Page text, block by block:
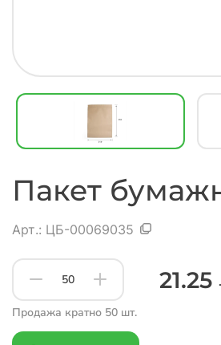
Пакет
Арт.: ЦБ-00069035
21.25
Продажа кратно 50 шт.